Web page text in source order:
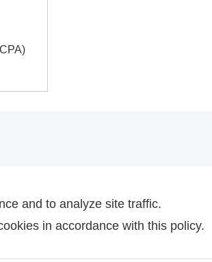
and to analyze site traffic.
in accordance with this policy.